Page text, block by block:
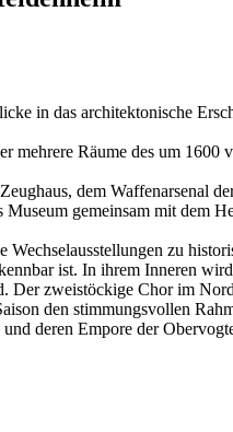
in das architektonische
mehrere Räume des um
dem Waffenarsenal
gemeinsam mit dem
zu
ist. In ihrem Inneren
Der zweistöckige Chor im
den stimmungsvollen
deren Empore der